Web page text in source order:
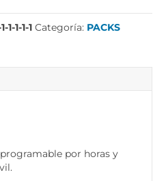
1-1-1-1 Categoría: PACKS
por horas y